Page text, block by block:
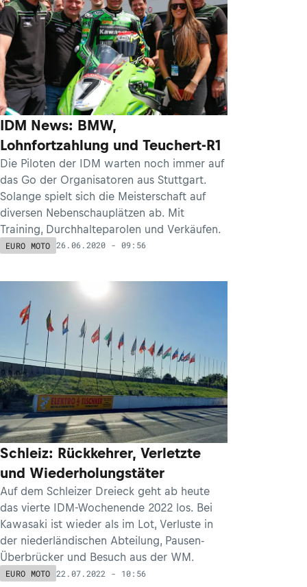
IDM News: BMW,
Lohnfortzahlung und Teuchert-R1
Die Piloten der IDM warten noch immer auf
das Go der Organisatoren aus Stuttgart.
Solange spielt sich die Meisterschaft auf
diversen Nebenschauplätzen ab. Mit
Training, Durchhalteparolen und Verkäufen.
EURO MOTO 26.06.2020 - 09:56
Schleiz: Rückkehrer, Verletzte
und Wiederholungstäter
Auf dem Schleizer Dreieck geht ab heute
das vierte IDM-Wochenende 2022 los. Bei
Kawasaki ist wieder als im Lot, Verluste in
der niederländischen Abteilung, Pausen-
Überbrücker und Besuch aus der WM.
EURO MOTO 22.07.2022 - 10:56